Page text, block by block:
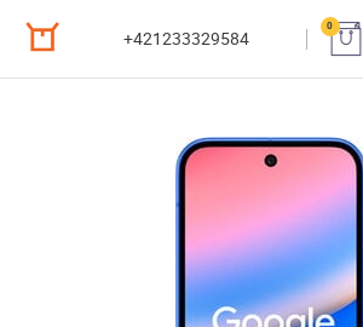
+421233329584
0